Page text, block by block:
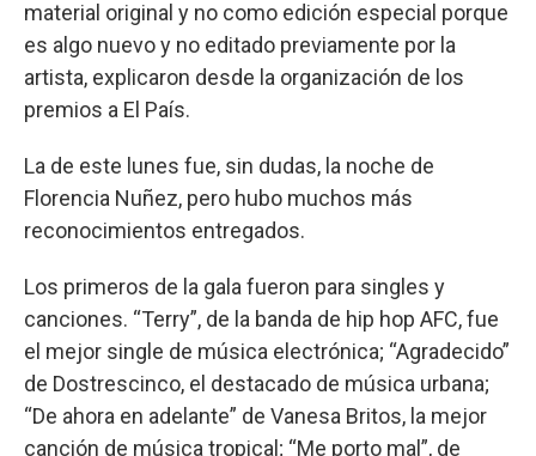
material original y no como edición especial porque
es algo nuevo y no editado previamente por la
artista, explicaron desde la organización de los
premios a El País.
La de este lunes fue, sin dudas, la noche de
Florencia Nuñez, pero hubo muchos más
reconocimientos entregados.
Los primeros de la gala fueron para singles y
canciones. “Terry”, de la banda de hip hop AFC, fue
el mejor single de música electrónica; “Agradecido”
de Dostrescinco, el destacado de música urbana;
“De ahora en adelante” de Vanesa Britos, la mejor
canción de música tropical; “Me porto mal”, de